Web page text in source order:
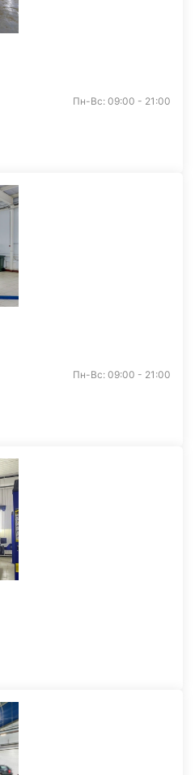
Пн-Вс: 09:00 - 21:00
Пн-Вс: 09:00 - 21:00